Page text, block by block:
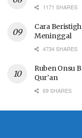
1171 SHARES
Cara
Meninggal
4734 SHARES
Ruben Onsu
Qur’an
69 SHARES